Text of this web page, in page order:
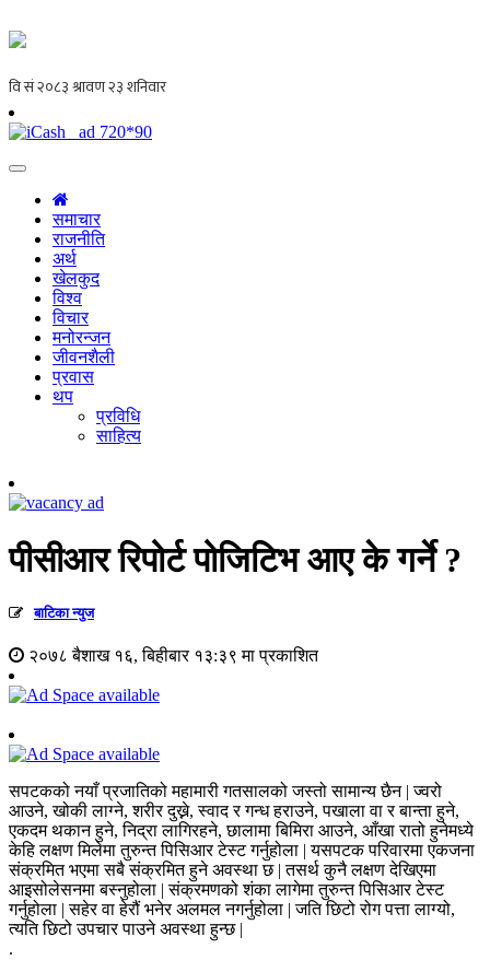
समाचार
राजनीति
अर्थ
खेलकुद
विश्व
विचार
मनोरन्जन
जीवनशैली
प्रवास
थप
प्रविधि
साहित्य
पीसीआर रिपोर्ट पोजिटिभ आए के गर्ने ?
बाटिका न्युज
२०७८ बैशाख १६, बिहीबार १३:३९ मा प्रकाशित
सपटकको नयाँ प्रजातिको महामारी गतसालको जस्तो सामान्य छैन | ज्वरो
आउने, खोकी लाग्ने, शरीर दुख्ने, स्वाद र गन्ध हराउने, पखाला वा र बान्ता हुने,
एकदम थकान हुने, निद्रा लागिरहने, छालामा बिमिरा आउने, आँखा रातो हुनेमध्ये
केहि लक्षण मिलेमा तुरुन्त पिसिआर टेस्ट गर्नुहोला | यसपटक परिवारमा एकजना
संक्रमित भएमा सबै संक्रमित हुने अवस्था छ | तसर्थ कुनै लक्षण देखिएमा
आइसोलेसनमा बस्नुहोला | संक्रमणको शंका लागेमा तुरुन्त पिसिआर टेस्ट
गर्नुहोला | सहेर वा हेरौं भनेर अलमल नगर्नुहोला | जति छिटो रोग पत्ता लाग्यो,
त्यति छिटो उपचार पाउने अवस्था हुन्छ |
.